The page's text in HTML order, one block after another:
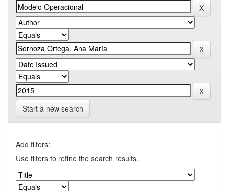
Start a new search
Add filters:
Use filters to refine the search results.